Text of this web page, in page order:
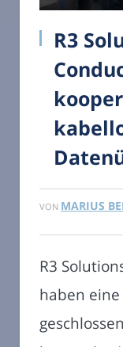
R3
VON MARIUS
R3
haben